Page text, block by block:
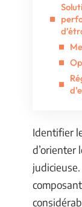
Identifier
d’orienter